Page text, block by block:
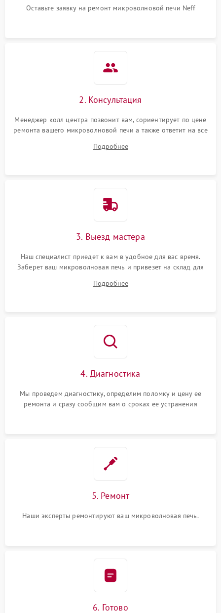
1000 ₽
Оставьте заявку на ремонт микроволновой печи Neff
2. Консультация
Менеджер колл центра позвонит вам, сориентирует по цене
ремонта вашего микроволновой печи а также ответит на все
Подробнее
3. Выезд мастера
Наш специалист приедет к вам в удобное для вас время.
Заберет ваш микроволновая печь и привезет на склад для
Подробнее
4. Диагностика
Мы проведем диагностику, определим поломку и цену ее
ремонта и сразу сообщим вам о сроках ее устранения
5. Ремонт
Наши эксперты ремонтируют ваш микроволновая печь.
6. Готово